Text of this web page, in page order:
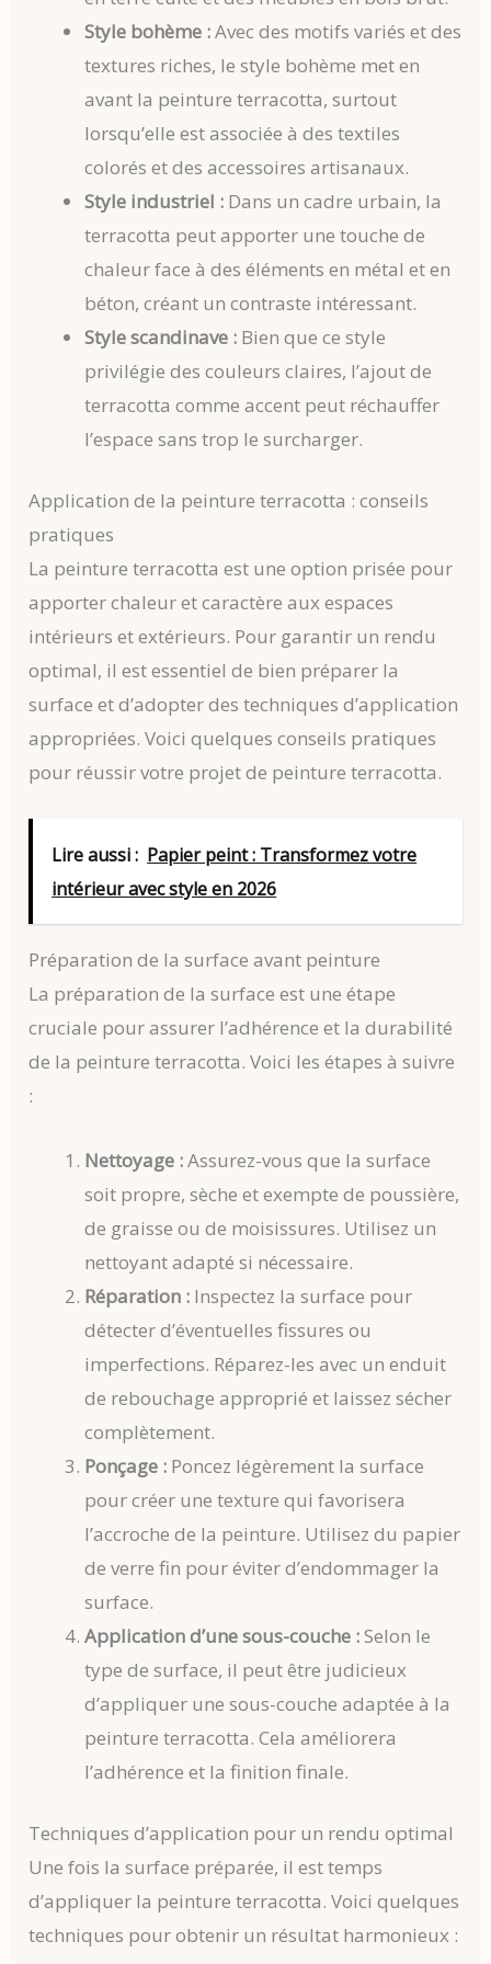
Style bohème :Avec des motifs variés et des
textures riches, le style bohème met en
avant la peinture terracotta, surtout
lorsqu’elle est associée à des textiles
colorés et des accessoires artisanaux.
Style industriel : Dans un cadre urbain, la
terracotta peut apporter une touche de
chaleur face à des éléments en métal et en
béton, créant un contraste intéressant.
Style scandinave : Bien que ce style
privilégie des couleurs claires, l’ajout de
terracotta comme accent peut réchauffer
l’espace sans trop le surcharger.
Application de la peinture terracotta : conseils
pratiques
La peinture terracotta est une option prisée pour
apporter chaleur et caractère aux espaces
intérieurs et extérieurs. Pour garantir un rendu
optimal, il est essentiel de bien préparer la
surface et d’adopter des techniques d’application
appropriées. Voici quelques conseils pratiques
pour réussir votre projet de peinture terracotta.
Lire aussi : Papier peint : Transformez votre
intérieur avec style en 2026
Préparation de la surface avant peinture
La préparation de la surface est une étape
cruciale pour assurer l’adhérence et la durabilité
de la peinture terracotta. Voici les étapes à suivre
:
Nettoyage :Assurez-vous que la surface
soit propre, sèche et exempte de poussière,
de graisse ou de moisissures. Utilisez un
nettoyant adapté si nécessaire.
Réparation : Inspectez la surface pour
détecter d’éventuelles fissures ou
imperfections. Réparez-les avec un enduit
de rebouchage approprié et laissez sécher
complètement.
Ponçage : Poncez légèrement la surface
pour créer une texture qui favorisera
l’accroche de la peinture. Utilisez du papier
de verre fin pour éviter d’endommager la
surface.
Application d’une sous-couche :Selon le
type de surface, il peut être judicieux
d’appliquer une sous-couche adaptée à la
peinture terracotta. Cela améliorera
l’adhérence et la finition finale.
Techniques d’application pour un rendu optimal
Une fois la surface préparée, il est temps
d’appliquer la peinture terracotta. Voici quelques
techniques pour obtenir un résultat harmonieux :